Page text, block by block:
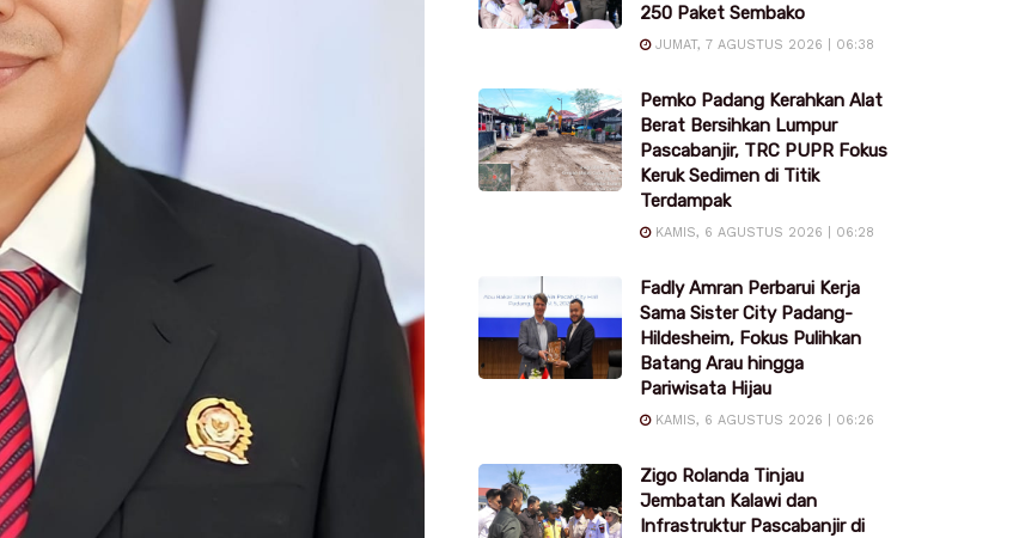
250 Paket Sembako
JUMAT, 7 AGUSTUS 2026 | 06:38
Pemko Padang Kerahkan Alat
Berat Bersihkan Lumpur
Pascabanjir, TRC PUPR Fokus
Keruk Sedimen di Titik
Terdampak
KAMIS, 6 AGUSTUS 2026 | 06:28
Fadly Amran Perbarui Kerja
Sama Sister City Padang-
Hildesheim, Fokus Pulihkan
Batang Arau hingga
Pariwisata Hijau
KAMIS, 6 AGUSTUS 2026 | 06:26
Zigo Rolanda Tinjau
Jembatan Kalawi dan
Infrastruktur Pascabanjir di